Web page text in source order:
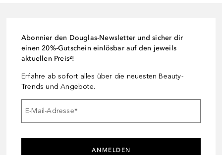
Abonnier den Douglas-Newsletter und sicher dir
einen 20%-Gutschein einlösbar auf den jeweils
aktuellen Preis²!
Erfahre ab sofort alles über die neuesten Beauty-
Trends und Angebote.
E-Mail-Adresse*
ANMELDEN